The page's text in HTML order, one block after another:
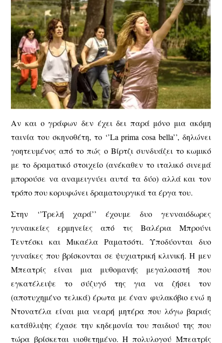
Αν και ο γράφων δεν έχει δει παρά μόνο μια ακόμη
ταινία του σκηνοθέτη, το ‘’La prima cosa bella’’, δηλώνει
γοητευμένος από το πώς ο Βίρτζι συνδυάζει το κωμικό
με το δραματικό στοιχείο (ανέκαθεν το ιταλικό σινεμά
μπορούσε να αναμειγνύει αυτά τα δύο) αλλά και τον
τρόπο που κορυφώνει δραματουργικά τα έργα του.
Στην ‘’Τρελή χαρά’’ έχουμε δυο γενναιόδωρες
γυναικείες ερμηνείες από τις Βαλέρια Μπρούνι
Τεντέσκι και Μικαέλα Ραματσότι. Υποδύονται δυο
γυναίκες που βρίσκονται σε ψυχιατρική κλινική. Η μεν
Μπεατρίς είναι μια μυθομανής μεγαλοαστή που
εγκατέλειψε το σύζυγό της για να ζήσει τον
(αποτυχημένο τελικά) έρωτα με έναν φυλακόβιο ενώ η
Ντονατέλα είναι μια νεαρή μητέρα που λόγω βαριάς
κατάθλιψης έχασε την κηδεμονία του παιδιού της που
τώρα βρίσκεται υιοθετημένο. Η πολυλογού Μπεατρίς